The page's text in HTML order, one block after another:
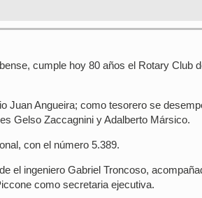
cumple hoy 80 años el Rotary Club
Juan Angueira; como tesorero se
Gelso Zaccagnini y Adalberto Mársico.
con el número 5.389.
el ingeniero Gabriel Troncoso,
como secretaria ejecutiva.